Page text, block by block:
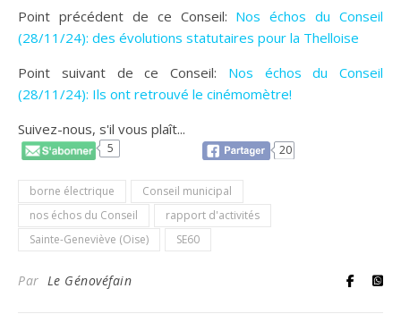
Point précédent de ce Conseil: Nos échos du Conseil
(28/11/24): des évolutions statutaires pour la Thelloise
Point suivant de ce Conseil: Nos échos du Conseil
(28/11/24): Ils ont retrouvé le cinémomètre!
Suivez-nous, s'il vous plaît...
5 20
borne électrique
Conseil municipal
nos échos du Conseil
rapport d'activités
Sainte-Geneviève (Oise)
SE60
Par Le Génovéfain